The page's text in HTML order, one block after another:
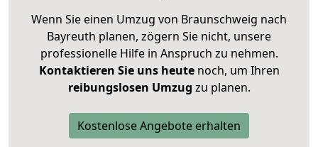
Wenn Sie einen Umzug von Braunschweig nach
Bayreuth planen, zögern Sie nicht, unsere
professionelle Hilfe in Anspruch zu nehmen.
Kontaktieren Sie uns heutenoch, um Ihren
reibungslosen Umzug zu planen.
Kostenlose Angebote erhalten